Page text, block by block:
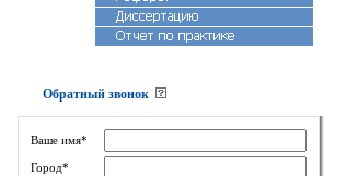
Обратный звонок
Ваше имя*
Город*